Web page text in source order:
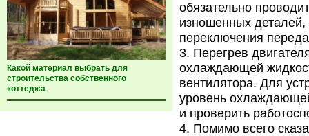
Какой материал выбрать для
строительства собственного
коттеджа
обязательно
изношенных деталей,
переключения
Перегрев
охлаждающей
вентилятора. Для
уровень
и проверить
Помимо всего